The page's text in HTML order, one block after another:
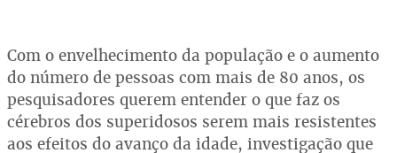
Com o envelhecimento da população e o aumento
do número de pessoas com mais de 80 anos, os
pesquisadores querem entender o que faz os
cérebros dos superidosos serem mais resistentes
aos efeitos do avanço da idade, investigação que